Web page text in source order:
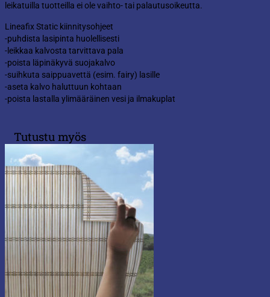
leikatuilla tuotteilla ei ole vaihto- tai palautusoikeutta.
Lineafix Static kiinnitysohjeet
-puhdista lasipinta huolellisesti
-leikkaa kalvosta tarvittava pala
-poista läpinäkyvä suojakalvo
-suihkuta saippuavettä (esim. fairy) lasille
-aseta kalvo haluttuun kohtaan
-poista lastalla ylimääräinen vesi ja ilmakuplat
Tutustu myös